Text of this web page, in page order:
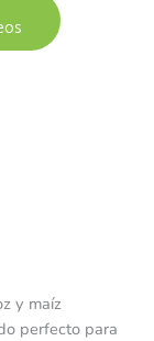
y maíz
perfecto para